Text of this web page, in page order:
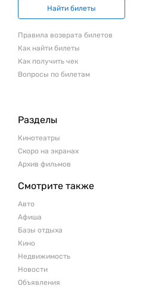
Найти билеты
Правила возврата билетов
Как найти билеты
Как получить чек
Вопросы по билетам
Разделы
Кинотеатры
Скоро на экранах
Архив фильмов
Смотрите также
Авто
Афиша
Базы отдыха
Кино
Недвижимость
Новости
Объявления